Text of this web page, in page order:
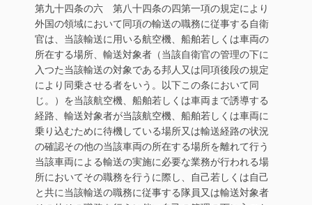
第九十四条の六 第八十四条の四第一項の規定により
外国の領域において同項の輸送の職務に従事する自衛
官は、当該輸送に用いる航空機、船舶若しくは車両の
所在する場所、輸送対象者（当該自衛官の管理の下に
入つた当該輸送の対象である邦人又は同項後段の規定
により同乗させる者をいう。以下この条において同
じ。）を当該航空機、船舶若しくは車両まで誘導する
経路、輸送対象者が当該航空機、船舶若しくは車両に
乗り込むために待機している場所又は輸送経路の状況
の確認その他の当該車両の所在する場所を離れて行う
当該車両による輸送の実施に必要な業務が行われる場
所においてその職務を行うに際し、自己若しくは自己
と共に当該輸送の職務に従事する隊員又は輸送対象者